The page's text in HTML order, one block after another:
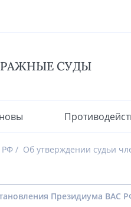
СУДЫ
РФ Об утверждении судьи
Президиума ВАС